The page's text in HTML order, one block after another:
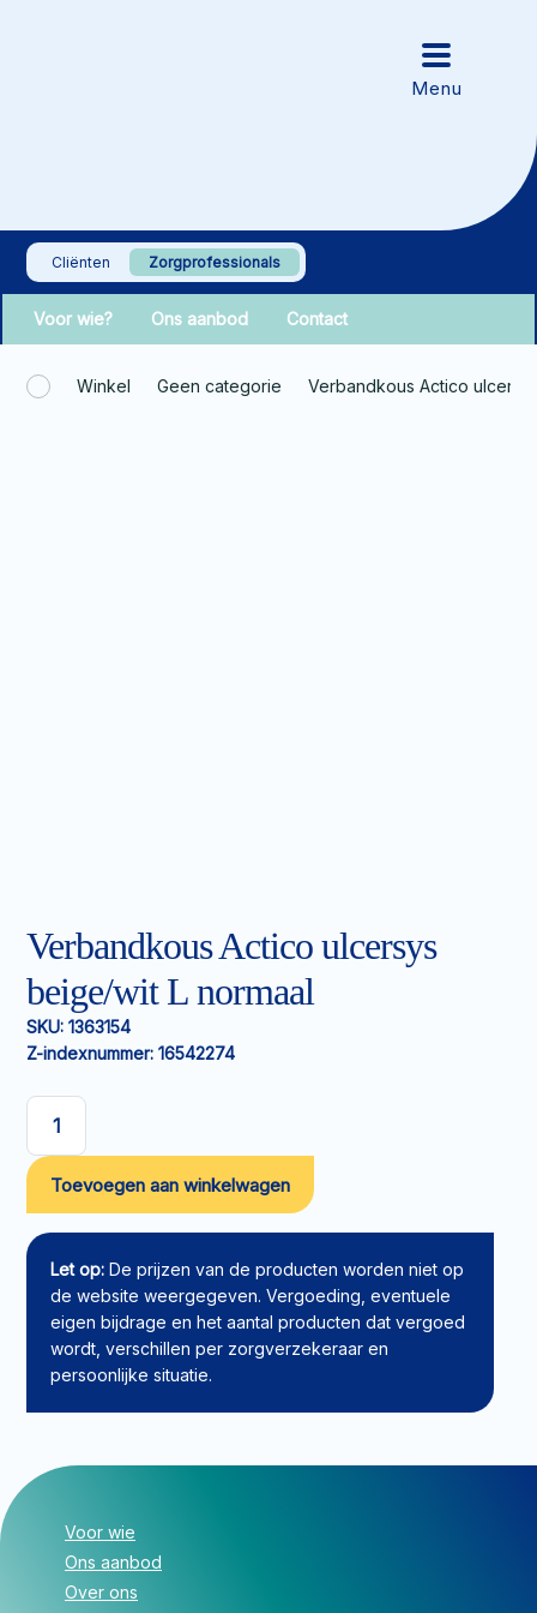
Cliënten Zorgprofessionals
Voor wie? Ons aanbod Contact
Winkel Geen categorie Verbandkous Actico
Verbandkous Actico ulcersys
beige/wit L normaal
SKU: 1363154
Z-indexnummer: 16542274
Verbandkous
Actico
ulcersys
beige/wit
L
normaal
aantal
Toevoegen aan winkelwagen
Let op: De prijzen van de producten worden niet op
de website weergegeven. Vergoeding, eventuele
eigen bijdrage en het aantal producten dat vergoed
wordt, verschillen per zorgverzekeraar en
persoonlijke situatie.
Voor wie
Ons aanbod
Over ons